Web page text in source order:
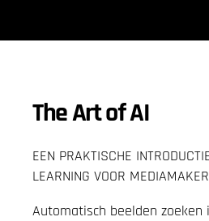
The Art of AI
EEN PRAKTISCHE
LEARNING VOOR
Automatisch beelden zoeken